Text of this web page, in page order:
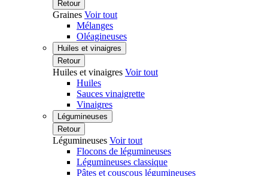
Retour
Graines Voir tout
Mélanges
Oléagineuses
Huiles et vinaigres
Retour
Huiles et vinaigres Voir tout
Huiles
Sauces vinaigrette
Vinaigres
Légumineuses
Retour
Légumineuses Voir tout
Flocons de légumineuses
Légumineuses classique
Pâtes et couscous légumineuses